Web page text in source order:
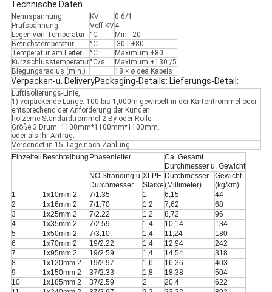
Technische Daten
Nennspannung KV
0.6/1
Prüfspannung
Veff KV4
Legen von Temperatur
°C
Min. -20
Betriebstemperatur
°C
-30 | +80
Temperatur am Leiter
°C
Maximum +80
Kurzschlusstemperatur°C/s
Maximum +130 /5
Biegungsradius (min.)
18 × ø des Kabels
Verpacken-u. DeliveryPackaging-Details: Lieferungs-Detail:
Luftisolierungs-Linie,
1) verpackende Länge: 100 bis 1,000m gewirbelt in der Kartontrommel oder
entsprechend der Anforderung der Kunden.
hölzerne Standardtrommel 2.By oder Rolle.
Größe 3.Drum: 1100mm*1100mm*1100mm.
oder als Ihr Antrag.
Versendet in 15 Tage nach Zahlung
Einzelteil Beschreibung Phasenleiter
Ca. Gesamt
Durchmesser u. Gewicht
NO.Stranding u.
Durchmesser
XLPE
Stärke
Durchmesser
(Millimeter)
Gewicht
(kg/km)
1
1x10mm 2 7/1.35 1 6,15
44
2
1x16mm 2 7/1.70 1,2 7,62
68
3
1x25mm 2 7/2.22 1,2 8,72
96
4
1x35mm 2 7/2.59 1,4 10,14
134
5
1x50mm 2 7/3.10 1,4 11,24
180
6
1x70mm 2 19/2.22 1,4 12,94
242
7
1x95mm 2 19/2.59 1,4 14,54
318
8
1x120mm 2 19/2.97 1,6 16,36
403
9
1x150mm 2 37/2.33 1,8 18,38
504
10
1x185mm 2 37/2.59 2 20,4
622